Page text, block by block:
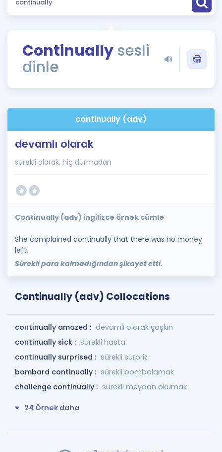
Puan Hesaplama
ÖSYM Sınav Takvimi
Kampanyalar
İngilizce Gramer
Continually sesli
dinle
continually (adv)
devamlı olarak
sürekli olarak, hiç durmadan
Continually (adv) ingilizce örnek cümle
She complained continually that there was no money
left.
Sürekli para kalmadığından şikayet etti.
Continually (adv) Collocations
continually amazed : devamlı olarak şaşkın
continually sick : sürekli hasta
continually surprised : sürekli sürpriz
bombard continually : sürekli bombalamak
challenge continually : sürekli meydan okumak
24 Örnek daha